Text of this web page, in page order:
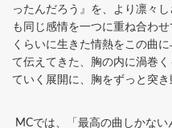
ったんだろう』を、より凛々
も同じ感情を一つに重ね合わ
くらいに生きた情熱をこの曲
て伝えてきた、胸の内に渦巻
ていく展開に、胸をずっと突き
MCでは、「最高の曲しかな